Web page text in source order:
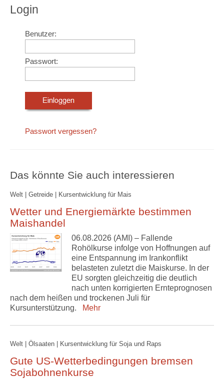
Login
Benutzer:
Passwort:
Passwort vergessen?
Das könnte Sie auch interessieren
Welt | Getreide | Kursentwicklung für Mais
Wetter und Energiemärkte bestimmen
Maishandel
06.08.2026 (AMI) – Fallende
Rohölkurse infolge von Hoffnungen auf
eine Entspannung im Irankonflikt
belasteten zuletzt die Maiskurse. In der
EU sorgten gleichzeitig die deutlich
nach unten korrigierten Ernteprognosen
nach dem heißen und trockenen Juli für
Kursunterstützung.
Mehr
Welt | Ölsaaten | Kursentwicklung für Soja und Raps
Gute US-Wetterbedingungen bremsen
Sojabohnenkurse